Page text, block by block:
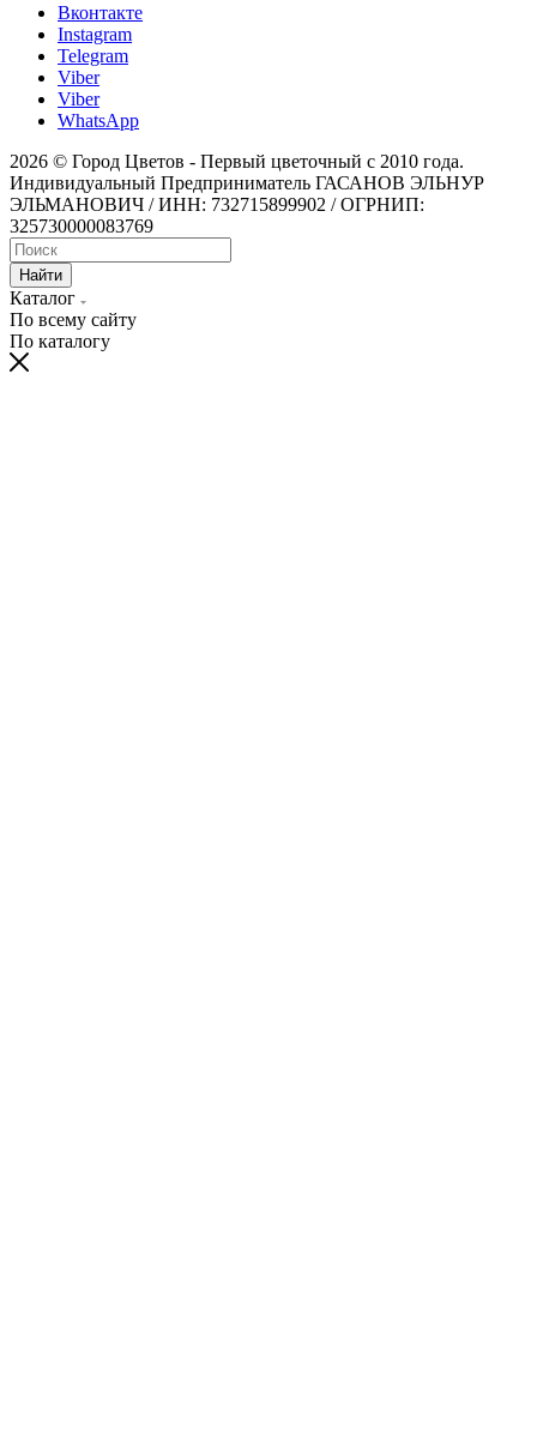
Вконтакте
Instagram
Telegram
Viber
Viber
WhatsApp
2026 © Город Цветов - Первый цветочный с 2010 года.
Индивидуальный Предприниматель ГАСАНОВ ЭЛЬНУР
ЭЛЬМАНОВИЧ / ИНН: 732715899902 / ОГРНИП:
325730000083769
Найти
Каталог
По всему сайту
По каталогу